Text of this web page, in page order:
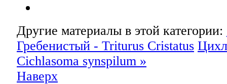
Другие материалы в этой категории:
Гребенистый - Triturus Cristatus
Cichlasoma synspilum »
Наверх